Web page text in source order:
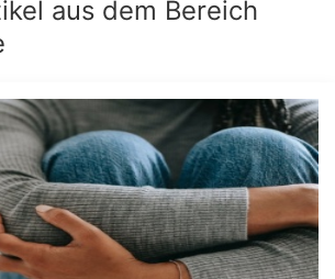
aus dem Bereich